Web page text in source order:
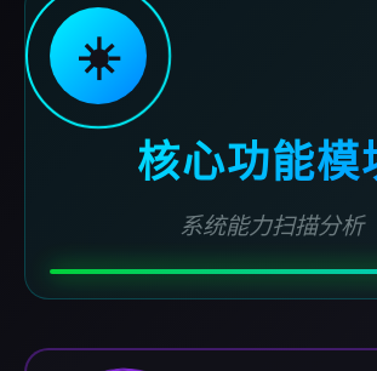
☀️
核心功能模
系统能力扫描分析